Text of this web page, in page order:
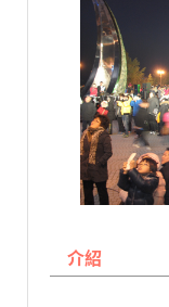
介紹